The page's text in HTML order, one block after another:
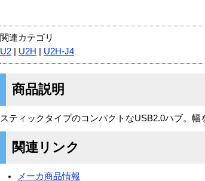
関連カテゴリ
U2
U2H U2H-J4
商品説明
スティックタイプのコンパクトなUSB2.0ハブ。
関連リンク
メーカ商品情報